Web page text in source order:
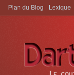
Plan du Blog Lexique